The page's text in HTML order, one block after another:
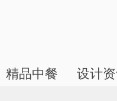
精品中餐 设计